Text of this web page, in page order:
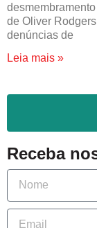
de Oliver
denúncias de
Leia mais »
Receba